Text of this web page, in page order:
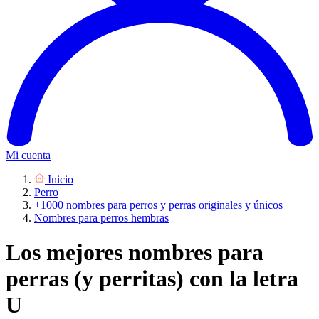
Mi cuenta
Inicio
Perro
+1000 nombres para perros y perras originales y únicos
Nombres para perros hembras
Los mejores nombres para
perras (y perritas) con la letra
U